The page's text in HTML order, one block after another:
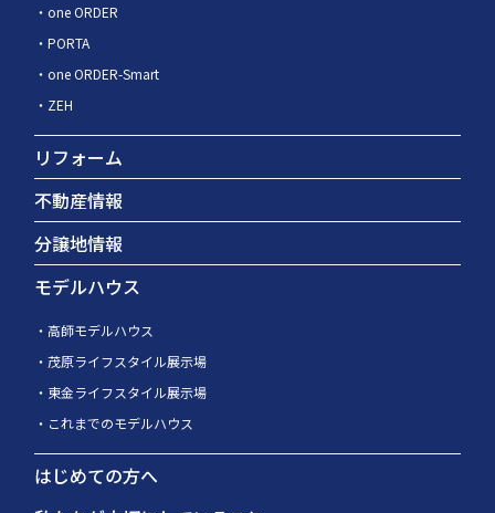
one ORDER
PORTA
one ORDER-Smart
ZEH
リフォーム
不動産情報
分譲地情報
モデルハウス
高師モデルハウス
茂原ライフスタイル展示場
東金ライフスタイル展示場
これまでのモデルハウス
はじめての方へ